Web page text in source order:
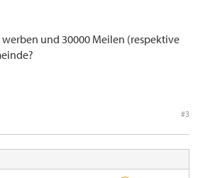
und 30000 Meilen (respektive
#3